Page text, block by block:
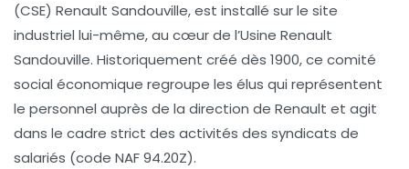
(CSE) Renault Sandouville, est installé sur le site
industriel lui-même, au cœur de l’Usine Renault
Sandouville. Historiquement créé dès 1900, ce comité
social économique regroupe les élus qui représentent
le personnel auprès de la direction de Renault et agit
dans le cadre strict des activités des syndicats de
salariés (code NAF 94.20Z).